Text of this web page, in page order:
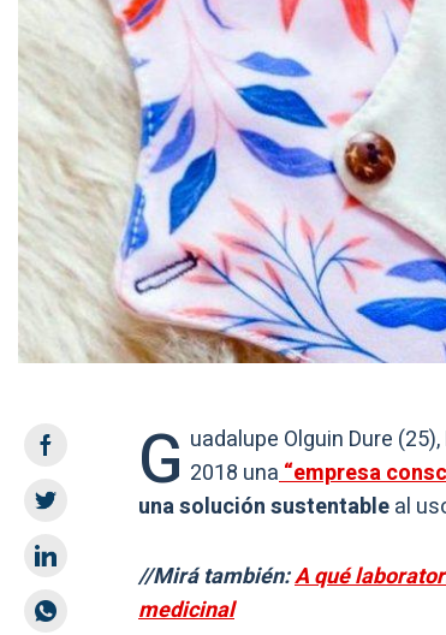
G uadalupe Olguin Dure
2018 una“empresa
una solución sustentableal
//Mirá también:A qué
medicinal